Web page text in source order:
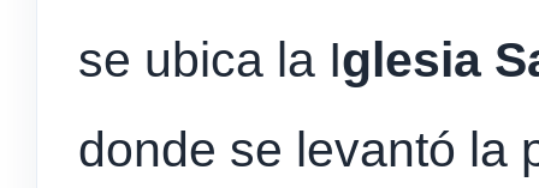
se ubica la Iglesia
donde se levantó la